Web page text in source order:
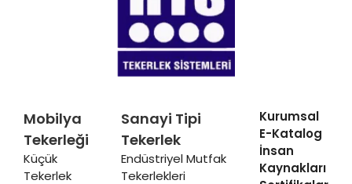
Mobilya
Tekerleği
Küçük
Tekerlek
Sanayi Tipi
Tekerlek
Endüstriyel Mutfak
Tekerlekleri
Kurumsal
E-Katalog
İnsan
Kaynakları